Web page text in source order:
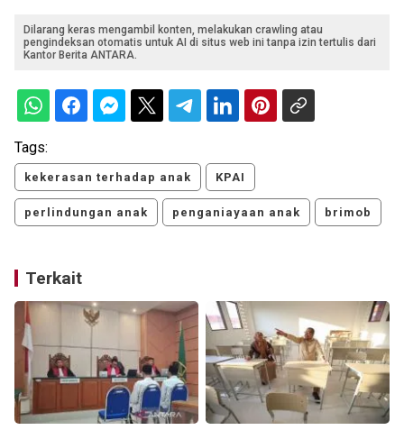
Dilarang keras mengambil konten, melakukan crawling atau
pengindeksan otomatis untuk AI di situs web ini tanpa izin tertulis dari
Kantor Berita ANTARA.
Tags:
kekerasan terhadap anak KPAI
perlindungan anak penganiayaan anak brimob
Terkait